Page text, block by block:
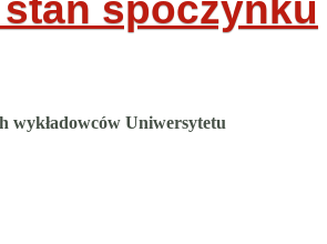
spoczynku
wykładowców Uniwersytetu